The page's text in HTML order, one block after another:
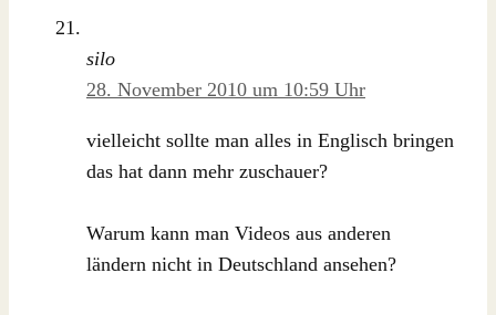
silo
28. November 2010 um 10:59 Uhr
vielleicht sollte man alles in Englisch bringen
das hat dann mehr zuschauer?
Warum kann man Videos aus anderen
ländern nicht in Deutschland ansehen?